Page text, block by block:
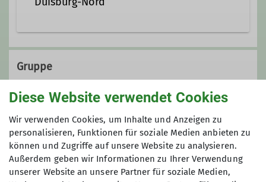
Leitung Klettergruppe
Ämter
Beirat Leitung Klettergruppe
Redaktion Homepage
Emscherstraße 71
Gruppe
Bergabend
Zum Bergabend ...
... treffen wir uns an jedemzweiten
Diese Website verwendet Cookies
Wir verwenden Cookies, um Inhalte und Anzeigen zu
personalisieren, Funktionen für soziale Medien anbieten zu
können und Zugriffe auf unsere Website zu analysieren.
Außerdem geben wir Informationen zu Ihrer Verwendung
unserer Website an unsere Partner für soziale Medien,